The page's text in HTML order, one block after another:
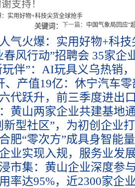
支持！
实用好物+科技尖货全球抢手
下一篇： 中国气象局回应“
关键词：
气火爆：实用好物+科
春风行动”招聘会 35家企
玩伴”：AI玩具义乌热销
、产值19亿：休宁汽车
代跃升，前三季度进出
黄山两家企业共建基地
新型社区”，为初创企业
肥“零次方”成具身智能
业实现入规，服务业发
市集：黄山企业深度参
率达95%，近2300家企